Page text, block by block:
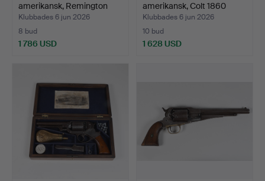
amerikansk, Remington
New…
Klubbades 6 jun 2026
8 bud
1 786 USD
amerikansk, Colt 1860
Arm…
Klubbades 6 jun 2026
10 bud
1 628 USD